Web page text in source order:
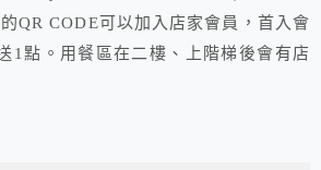
QR CODE可以加入店家會員，首入會
1點。用餐區在二樓、上階梯後會有店